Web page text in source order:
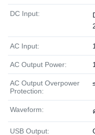
DC Input:
AC Input:
AC Output Power:
AC Output Overpower
Protection:
Waveform:
USB Output: